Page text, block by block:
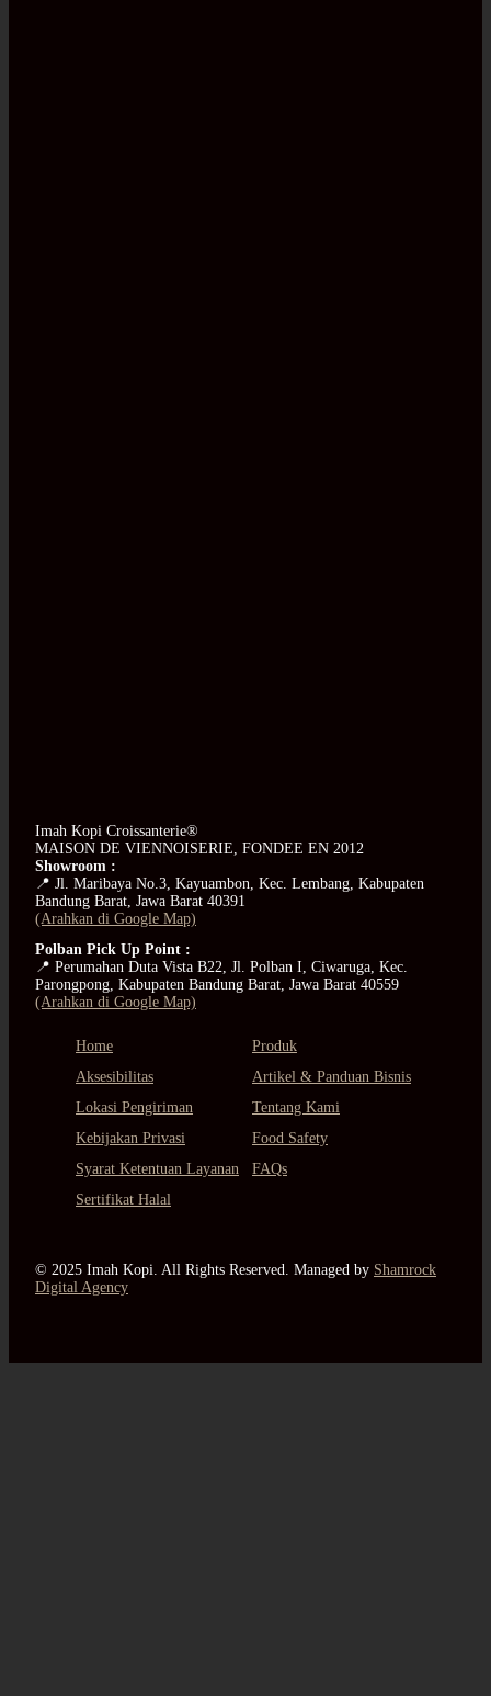
Imah Kopi Croissanterie®
MAISON DE VIENNOISERIE, FONDEE EN 2012
Showroom :
📍 Jl. Maribaya No.3, Kayuambon, Kec. Lembang, Kabupaten
Bandung Barat, Jawa Barat 40391
(Arahkan di Google Map)
Polban Pick Up Point :
📍 Perumahan Duta Vista B22, Jl. Polban I, Ciwaruga, Kec.
Parongpong, Kabupaten Bandung Barat, Jawa Barat 40559
(Arahkan di Google Map)
Home
Produk
Aksesibilitas
Artikel & Panduan Bisnis
Lokasi Pengiriman
Tentang Kami
Kebijakan Privasi
Food Safety
Syarat Ketentuan Layanan
FAQs
Sertifikat Halal
© 2025 Imah Kopi. All Rights Reserved. Managed by Shamrock
Digital Agency